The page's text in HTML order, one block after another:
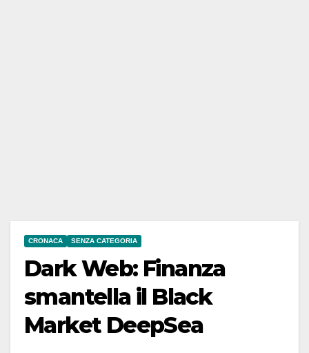
CRONACA SENZA CATEGORIA
Dark Web: Finanza
smantella il Black
Market DeepSea